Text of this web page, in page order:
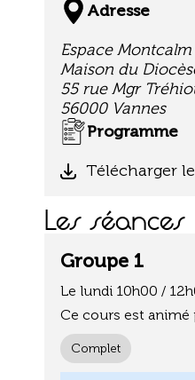
Adresse
Espace Montcalm
Maison du
55 rue Mgr
56000 Vannes
Programme
Télécharger
Les séances
Groupe 1
Le lundi 10h00 /
Ce cours est animé
Complet